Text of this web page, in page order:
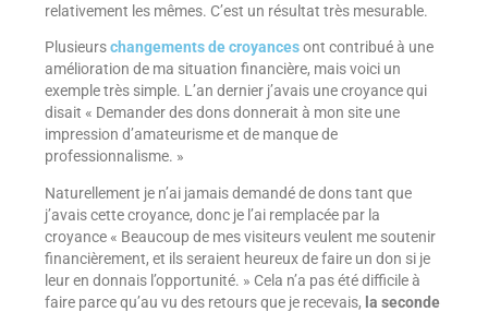
relativement les mêmes. C’est un résultat très mesurable.
Plusieurschangements de croyancesont contribué à une
amélioration de ma situation financière, mais voici un
exemple très simple. L’an dernier j’avais une croyance qui
disait « Demander des dons donnerait à mon site une
impression d’amateurisme et de manque de
professionnalisme. »
Naturellement je n’ai jamais demandé de dons tant que
j’avais cette croyance, donc je l’ai remplacée par la
croyance « Beaucoup de mes visiteurs veulent me soutenir
financièrement, et ils seraient heureux de faire un don si je
leur en donnais l’opportunité. » Cela n’a pas été difficile à
faire parce qu’au vu des retours que je recevais, la seconde